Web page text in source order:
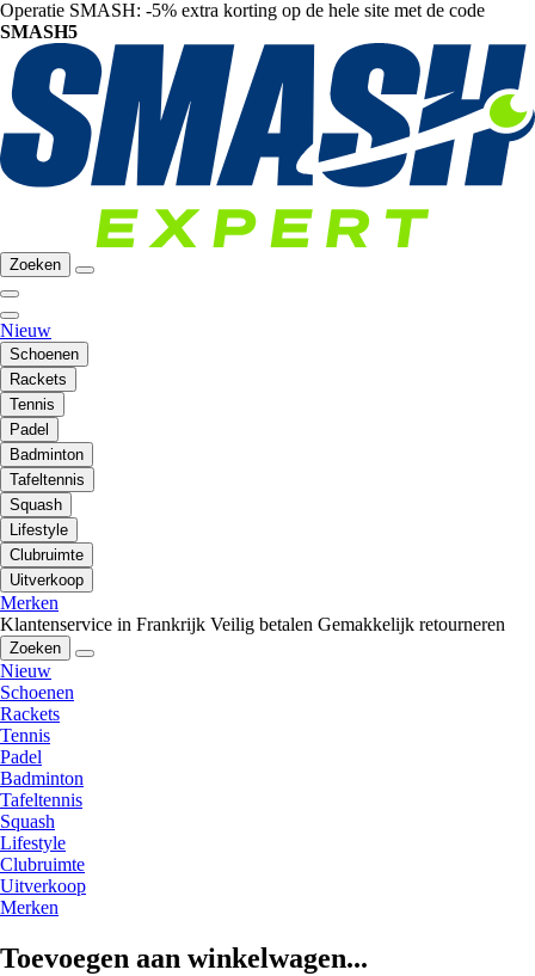
Operatie SMASH: -5% extra korting op de hele site met de code
SMASH5
Zoeken
Nieuw
Schoenen
Rackets
Tennis
Padel
Badminton
Tafeltennis
Squash
Lifestyle
Clubruimte
Uitverkoop
Merken
Klantenservice in Frankrijk Veilig betalen Gemakkelijk retourneren
Zoeken
Nieuw
Schoenen
Rackets
Tennis
Padel
Badminton
Tafeltennis
Squash
Lifestyle
Clubruimte
Uitverkoop
Merken
Toevoegen aan winkelwagen...